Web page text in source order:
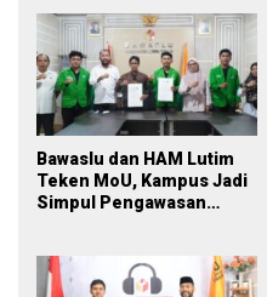
Bawaslu dan HAM Lutim
Teken MoU, Kampus Jadi
Simpul Pengawasan